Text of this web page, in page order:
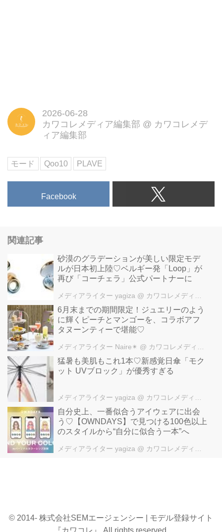
2026-06-28
カワコレメディア編集部 @ カワコレメデ
ィア編集部
モード Qoo10 PLAVE
Facebook
関連記事
砂漠のグラデーションが美しい限定モデ
ルが日本初上陸♡ベルギー発「Loop」が
再び「コーチェラ」公式パートナーに
メディアライター yagiza @ カワコレメディア編集部
6月末までの期間限定！ジュエリーのよう
に輝くピーチとマンゴーを、コラボアフ
タヌーンティーで堪能♡
メディアライター Naire✴︎ @ カワコレメディア編集部
猛暑も美肌もこれ1本♡新感覚日傘「モク
ット UVブロック」が優秀すぎる
メディアライター yagiza @ カワコレメディア編集部
自分史上、一番似合うアイウェアに出会
う♡【OWNDAYS】で見つける100色以上
のスタイルから“自分に似合う一本”へ
メディアライター yagiza @ カワコレメディア編集部
© 2014- 株式会社SEMエージェンシー | モデル登録サイト
『カワコレ』 All rights reserved.